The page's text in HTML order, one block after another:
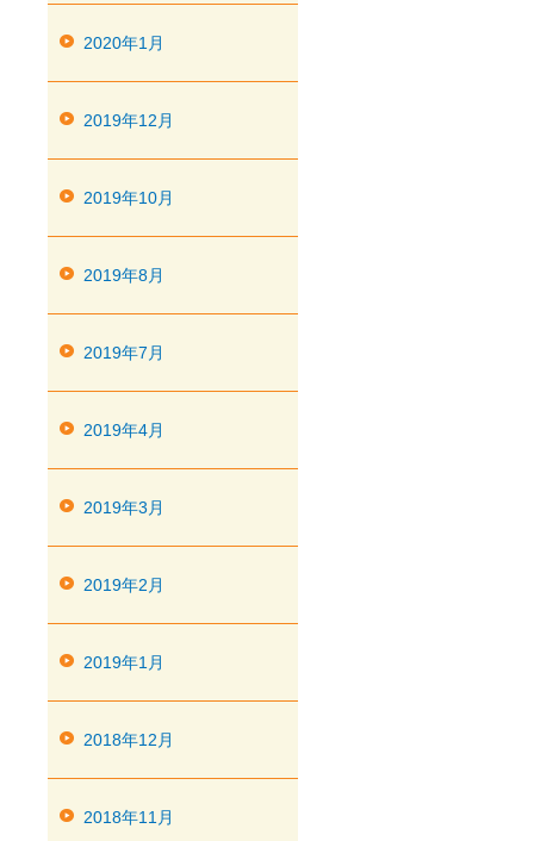
2020年1月
2019年12月
2019年10月
2019年8月
2019年7月
2019年4月
2019年3月
2019年2月
2019年1月
2018年12月
2018年11月